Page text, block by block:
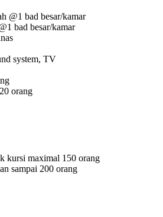
@1 bad besar/kamar
bad besar/kamar
system, TV
orang
kursi maximal 150 orang
sampai 200 orang